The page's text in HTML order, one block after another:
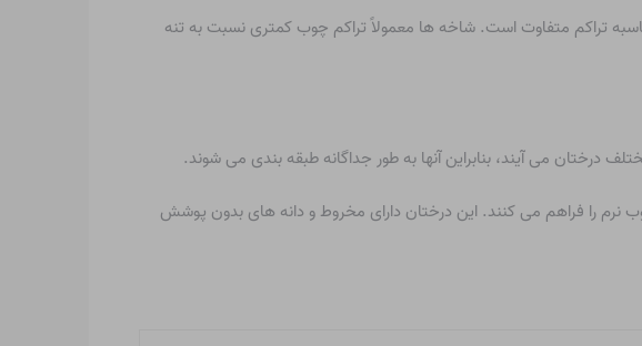
تراکم متفاوت است. شاخه ها معمولاً تراکم چوب کمتری نسبت به تنه
می آیند، بنابراین آنها به طور جداگانه طبقه بندی می شوند.
نرم را فراهم می کنند. این درختان دارای مخروط و دانه های بدون پوشش